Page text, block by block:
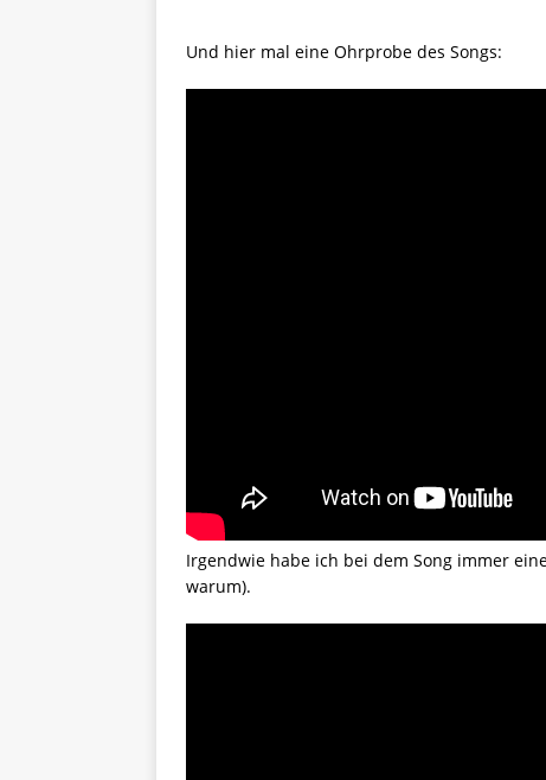
Und hier mal eine Ohrprobe des Songs:
Irgendwie habe ich bei dem Song immer
warum).